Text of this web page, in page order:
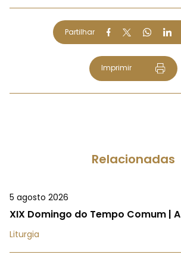
Partilhar
Imprimir
Relacionadas
5 agosto 2026
XIX Domingo do Tempo Comum | A
Liturgia